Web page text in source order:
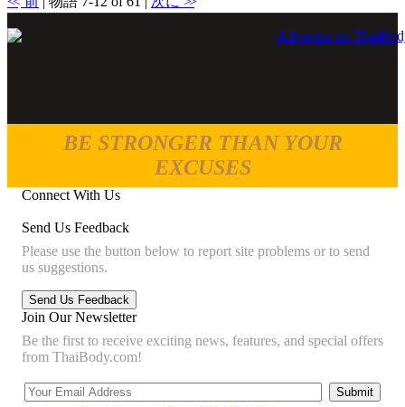
BE STRONGER THAN YOUR
EXCUSES
Connect With Us
Send Us Feedback
Please use the button below to report site problems or to send
us suggestions.
Join Our Newsletter
Be the first to receive exciting news, features, and special offers
from ThaiBody.com!